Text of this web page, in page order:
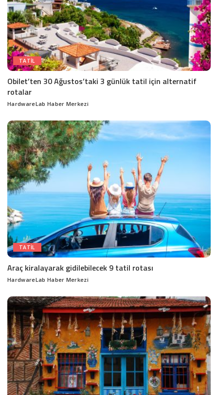
TATIL
Obilet’ten 30 Ağustos’taki 3 günlük tatil için alternatif
rotalar
Posted
HardwareLab Haber Merkezi
TATIL
Araç kiralayarak gidilebilecek 9 tatil rotası
Posted
HardwareLab Haber Merkezi